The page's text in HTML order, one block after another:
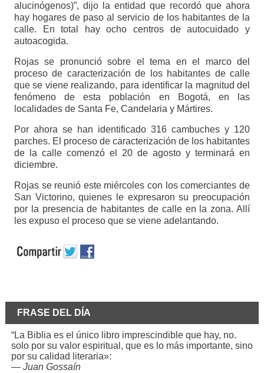
alucinógenos)”, dijo la entidad que recordó que ahora
hay hogares de paso al servicio de los habitantes de la
calle. En total hay ocho centros de autocuidado y
autoacogida.
Rojas se pronunció sobre el tema en el marco del
proceso de caracterización de los habitantes de calle
que se viene realizando, para identificar la magnitud del
fenómeno de esta población en Bogotá, en las
localidades de Santa Fe, Candelaria y Mártires.
Por ahora se han identificado 316 cambuches y 120
parches. El proceso de caracterización de los habitantes
de la calle comenzó el 20 de agosto y terminará en
diciembre.
Rojas se reunió este miércoles con los comerciantes de
San Victorino, quienes le expresaron su preocupación
por la presencia de habitantes de calle en la zona. Allí
les expuso el proceso que se viene adelantando.
FRASE DEL DÍA
“La Biblia es el único libro imprescindible que hay, no.
solo por su valor espiritual, que es lo más importante, sino
por su calidad literaria»:
— Juan Gossaín